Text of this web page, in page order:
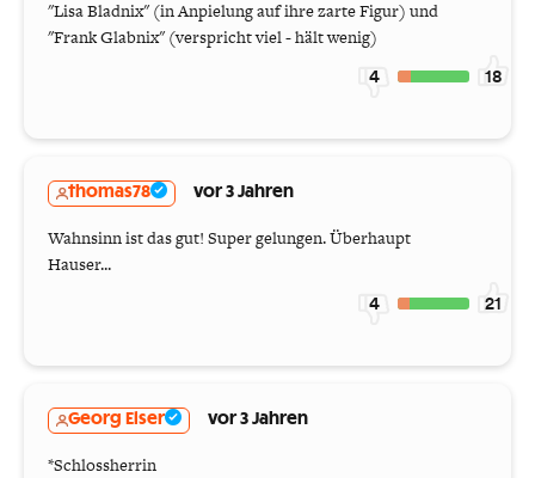
"Lisa Bladnix" (in Anpielung auf ihre zarte Figur) und
"Frank Glabnix" (verspricht viel - hält wenig)
4 18
thomas78 vor 3 Jahren
Wahnsinn ist das gut! Super gelungen. Überhaupt
Hauser...
4 21
Georg Elser vor 3 Jahren
*Schlossherrin